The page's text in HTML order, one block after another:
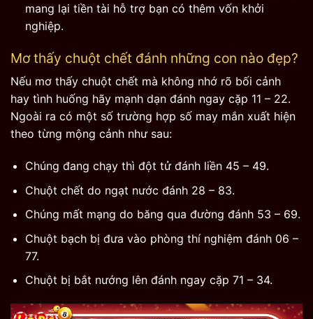
mang lại tiền tài hỗ trợ bạn có thêm vốn khởi
nghiệp.
Mơ thấy chuột chết đánh những con nào đẹp?
Nếu mơ thấy chuột chết mà không nhớ rõ bối cảnh
hay tình huống hãy mạnh dạn đánh ngay cặp 11 – 22.
Ngoài ra có một số trường hợp số may mắn xuất hiện
theo từng mộng cảnh như sau:
Chúng đang chạy thì đột tử đánh liền 45 – 49.
Chuột chết do ngạt nước đánh 28 – 83.
Chúng mất mạng do băng qua đường đánh 53 – 69.
Chuột bạch bị đưa vào phòng thí nghiệm đánh 06 –
77.
Chuột bị bắt nướng lên đánh ngay cặp 71 – 34.